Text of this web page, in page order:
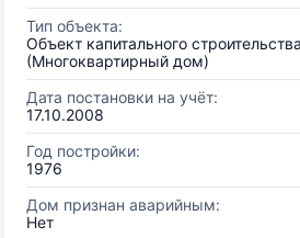
Тип объекта:
Объект капитального
(Многоквартирный дом)
Дата постановки на учёт:
17.10.2008
Год постройки:
1976
Дом признан аварийным:
Нет